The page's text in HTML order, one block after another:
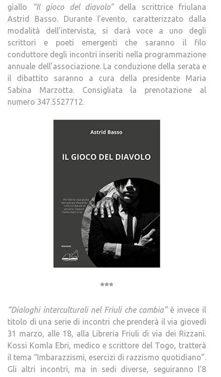
giallo
“Il gioco del diavolo”della scrittrice friulana
Astrid Basso. Durante l’evento, caratterizzato dalla
modalità dell’intervista, si darà voce a uno degli
scrittori e poeti emergenti che saranno il filo
conduttore degli incontri inseriti nella programmazione
annuale dell’associazione. La conduzione della serata e
il dibattito saranno a cura della presidente Maria
Sabina Marzotta. Consigliata la prenotazione al
numero 347.5527712.
***
“Dialoghi interculturali nel Friuli che cambia”è invece il
titolo di una serie di incontri che prenderà il via giovedì
31 marzo, alle 18, alla Libreria Friuli di via dei Rizzani.
Kossi Komla Ebri, medico e scrittore del Togo, tratterà
il tema “Imbarazzismi, esercizi di razzismo quotidiano”.
Gli altri incontri, ma in sedi diverse, seguiranno l’8